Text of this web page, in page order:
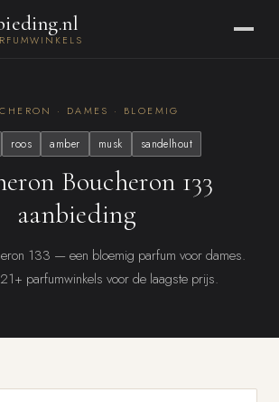
· DAMES · BLOEMIG
roos amber musk sandelhout
Boucheron 133
aanbieding
133 — een bloemig parfum voor dames.
parfumwinkels voor de laagste prijs.